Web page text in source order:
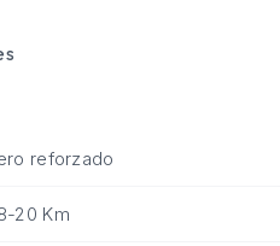
reforzado
20 Km